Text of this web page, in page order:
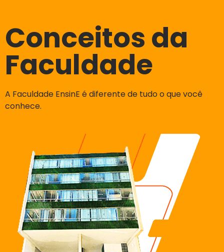
Conceitos da
Faculdade
A Faculdade EnsinE é diferente de tudo o que você
conhece.